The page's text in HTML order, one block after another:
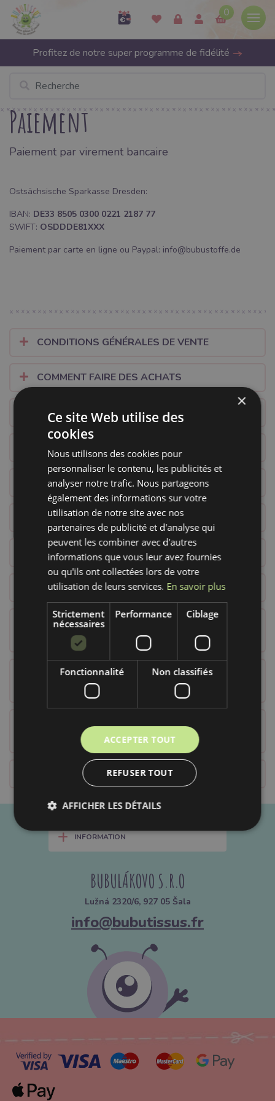
0
Profitez de notre super programme de fidélité
Paiement
Paiement par virement bancaire
Ostsächsische Sparkasse Dresden:
IBAN: DE33 8505 0300 0221 2187 77
SWIFT: OSDDDE81XXX
Paiement par carte en ligne ou Paypal: info@bubustoffe.de
CONDITIONS GÉNÉRALES DE VENTE
COMMENT FAIRE DES ACHATS
QUESTIONS FRÉQUEMMENT POSÉES
PAIEMENT ET LIVRAISON
PAIEMENT
RÉCLAMATION
COMMERCE DE GROS
FORMULAIRE DE RÉSILIATION
RÉGLES GÉNÉRALES RELATIVES À L'EXERCICE
DU DROIT DE RETRAIT DU CONTRACT D'ACHAT
CONDITIONS D'UTILISATION DE LA CARTE
CHANGER VOTRE DÉCISION DE
CONSERVATION DES COOKIES
PROGRAMME DE FIDÉLITÉ
+ INFORMATION
BUBULÁKOVO S.R.O
Lužná 2320/6, 927 05 Šala
info@bubutissus.fr
×
Ce site Web utilise des
cookies
Nous utilisons des cookies pour
personnaliser le contenu, les publicités et
analyser notre trafic. Nous partageons
également des informations sur votre
utilisation de notre site avec nos
partenaires de publicité et d'analyse qui
peuvent les combiner avec d'autres
informations que vous leur avez fournies
ou qu'ils ont collectées lors de votre
utilisation de leurs services. En savoir plus
Strictement
nécessaires
Performance Ciblage
Fonctionnalité Non classifiés
ACCEPTER TOUT
REFUSER TOUT
AFFICHER LES DÉTAILS